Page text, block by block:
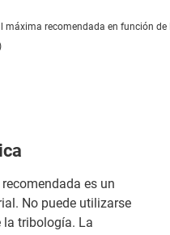
máxima recomendada en función de
es un
No puede utilizarse
la tribología. La